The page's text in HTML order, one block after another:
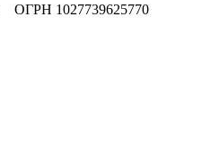
ОГРН 1027739625770